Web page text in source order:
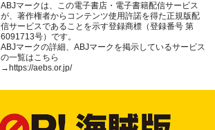
ABJマークは、この電子書店・電子書籍配信サービス
が、著作権者からコンテンツ使用許諾を得た正規版配
信サービスであることを示す登録商標（登録番号 第
6091713号）です。
ABJマークの詳細、ABJマークを掲示しているサービス
の一覧はこちら
→ https://aebs.or.jp/